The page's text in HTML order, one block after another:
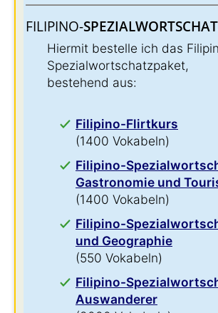
FILIPINO-
Hiermit bestelle ich das
Spezialwortschatzpaket,
bestehend aus:
Filipino-Flirtkurs
(1400 Vokabeln)
Filipino-
Gastronomie und
(1400 Vokabeln)
Filipino-
und Geographie
(550 Vokabeln)
Filipino-
Auswanderer